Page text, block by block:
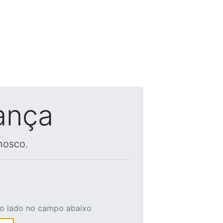
lado no campo abaixo